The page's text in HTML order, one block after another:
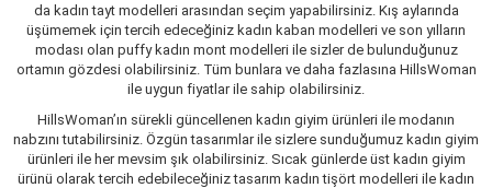
da kadın tayt modelleri arasından seçim yapabilirsiniz. Kış aylarında
üşümemek için tercih edeceğiniz kadın kaban modelleri ve son yılların
modası olan puffy kadın mont modelleri ile sizler de bulunduğunuz
ortamın gözdesi olabilirsiniz. Tüm bunlara ve daha fazlasına HillsWoman
ile uygun fiyatlar ile sahip olabilirsiniz.
HillsWoman’ın sürekli güncellenen kadın giyim ürünleri ile modanın
nabzını tutabilirsiniz. Özgün tasarımlar ile sizlere sunduğumuz kadın giyim
ürünleri ile her mevsim şık olabilirsiniz. Sıcak günlerde üst kadın giyim
ürünü olarak tercih edebileceğiniz tasarım kadın tişört modelleri ile kadın